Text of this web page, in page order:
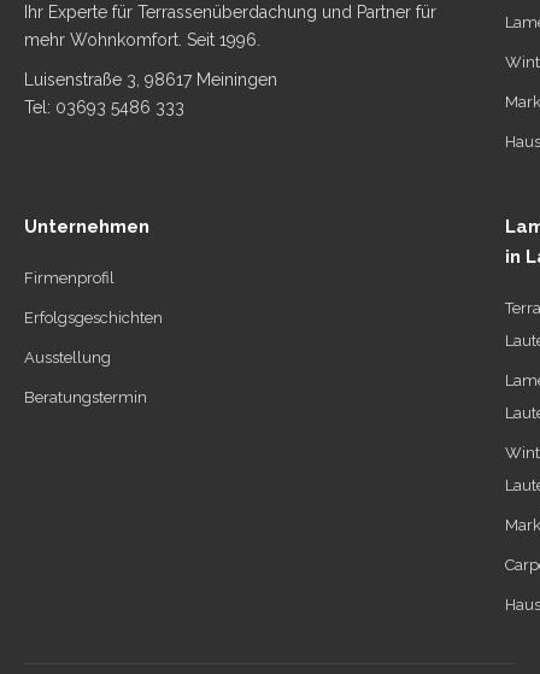
Ihr Experte für Terrassenüberdachung und Partner für
mehr Wohnkomfort. Seit 1996.
Luisenstraße 3, 98617 Meiningen
Tel: 03693 5486 333
Unternehmen
Firmenprofil
Erfolgsgeschichten
Ausstellung
Beratungstermin
in